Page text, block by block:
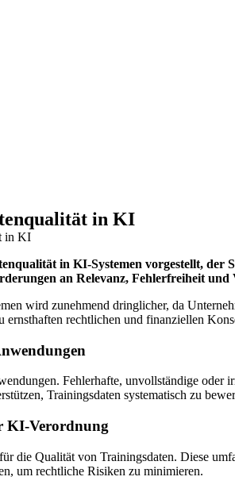
in KI
in KI
in KI-Systemen vorgestellt,
an Relevanz, Fehlerfreiheit und
wird zunehmend dringlicher, da
ernsthaften rechtlichen und finanziellen
Fehlerhafte, unvollständige
Trainingsdaten systematisch zu
KI-Verordnung
die Qualität von Trainingsdaten. Diese
um rechtliche Risiken zu minimieren.